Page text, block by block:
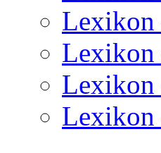
Lexikon
Lexikon